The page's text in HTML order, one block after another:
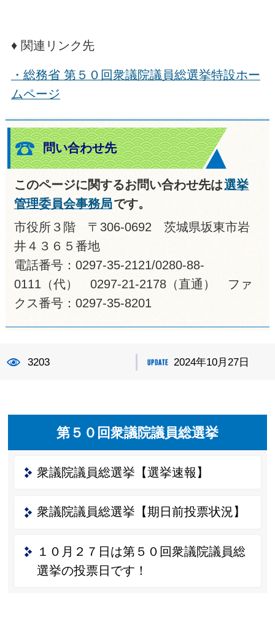
♦ 関連リンク先
・総務省 第５０回衆議院議員総選挙特設ホー
ムページ
問い合わせ先
このページに関するお問い合わせ先は選挙
管理委員会事務局です。
市役所３階 〒306-0692 茨城県坂東市岩
井４３６５番地
電話番号：0297-35-2121/0280-88-
0111（代） 0297-21-2178（直通） ファ
クス番号：0297-35-8201
3203 2024年10月27日
第５０回衆議院議員総選挙
衆議院議員総選挙【選挙速報】
衆議院議員総選挙【期日前投票状況】
１０月２７日は第５０回衆議院議員総
選挙の投票日です！